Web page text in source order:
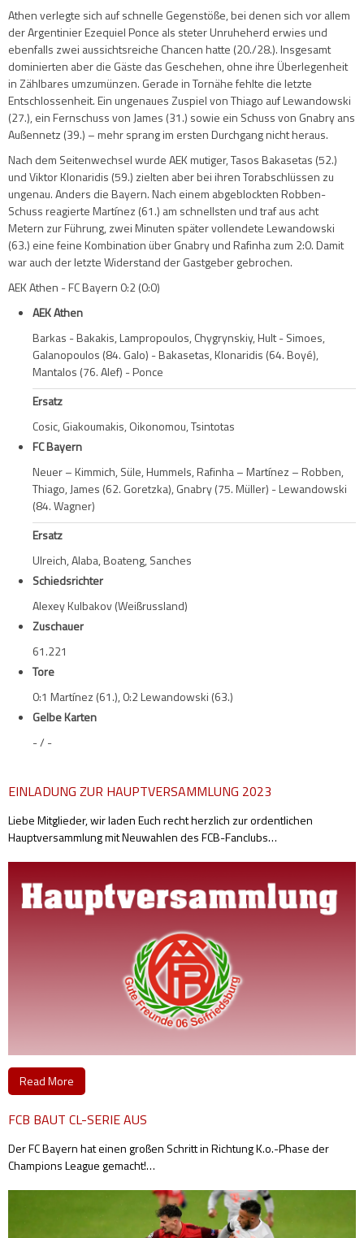
Athen verlegte sich auf schnelle Gegenstöße, bei denen sich vor allem
der Argentinier Ezequiel Ponce als steter Unruheherd erwies und
ebenfalls zwei aussichtsreiche Chancen hatte (20./28.). Insgesamt
dominierten aber die Gäste das Geschehen, ohne ihre Überlegenheit
in Zählbares umzumünzen. Gerade in Tornähe fehlte die letzte
Entschlossenheit. Ein ungenaues Zuspiel von Thiago auf Lewandowski
(27.), ein Fernschuss von James (31.) sowie ein Schuss von Gnabry ans
Außennetz (39.) – mehr sprang im ersten Durchgang nicht heraus.
Nach dem Seitenwechsel wurde AEK mutiger, Tasos Bakasetas (52.)
und Viktor Klonaridis (59.) zielten aber bei ihren Torabschlüssen zu
ungenau. Anders die Bayern. Nach einem abgeblockten Robben-
Schuss reagierte Martínez (61.) am schnellsten und traf aus acht
Metern zur Führung, zwei Minuten später vollendete Lewandowski
(63.) eine feine Kombination über Gnabry und Rafinha zum 2:0. Damit
war auch der letzte Widerstand der Gastgeber gebrochen.
AEK Athen - FC Bayern 0:2 (0:0)
AEK Athen
Barkas - Bakakis, Lampropoulos, Chygrynskiy, Hult - Simoes,
Galanopoulos (84. Galo) - Bakasetas, Klonaridis (64. Boyé),
Mantalos (76. Alef) - Ponce
Ersatz
Cosic, Giakoumakis, Oikonomou, Tsintotas
FC Bayern
Neuer – Kimmich, Süle, Hummels, Rafinha – Martínez – Robben,
Thiago, James (62. Goretzka), Gnabry (75. Müller) - Lewandowski
(84. Wagner)
Ersatz
Ulreich, Alaba, Boateng, Sanches
Schiedsrichter
Alexey Kulbakov (Weißrussland)
Zuschauer
61.221
Tore
0:1 Martínez (61.), 0:2 Lewandowski (63.)
Gelbe Karten
- / -
EINLADUNG ZUR HAUPTVERSAMMLUNG 2023
Liebe Mitglieder, wir laden Euch recht herzlich zur ordentlichen
Hauptversammlung mit Neuwahlen des FCB-Fanclubs…
Read More
FCB BAUT CL-SERIE AUS
Der FC Bayern hat einen großen Schritt in Richtung K.o.-Phase der
Champions League gemacht!…